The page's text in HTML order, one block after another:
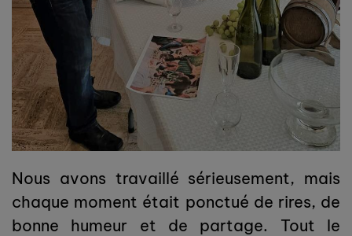
Nous avons travaillé sérieusement, mais
chaque moment était ponctué de rires, de
bonne humeur et de partage. Tout le